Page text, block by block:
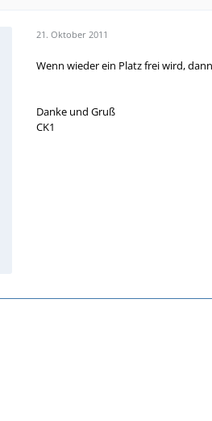
21. Oktober 2011
Wenn wieder ein Platz frei wird,
Danke und Gruß
CK1